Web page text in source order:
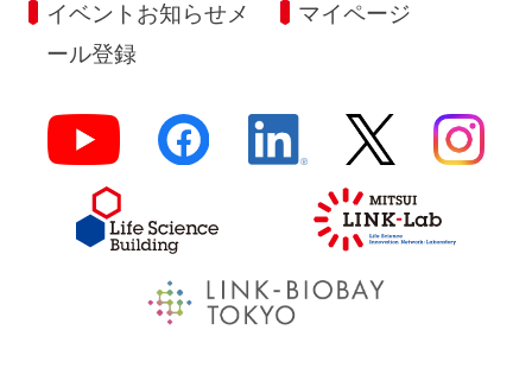
イベントお知らせメ
ール登録
マイページ